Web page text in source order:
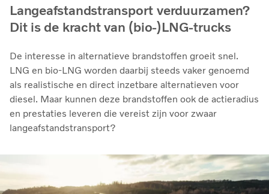
Langeafstandstransport verduurzamen?
Dit is de kracht van (bio-)LNG-trucks
De interesse in alternatieve brandstoffen groeit snel.
LNG en bio‑LNG worden daarbij steeds vaker genoemd
als realistische en direct inzetbare alternatieven voor
diesel. Maar kunnen deze brandstoffen ook de actieradius
en prestaties leveren die vereist zijn voor zwaar
langeafstandstransport?